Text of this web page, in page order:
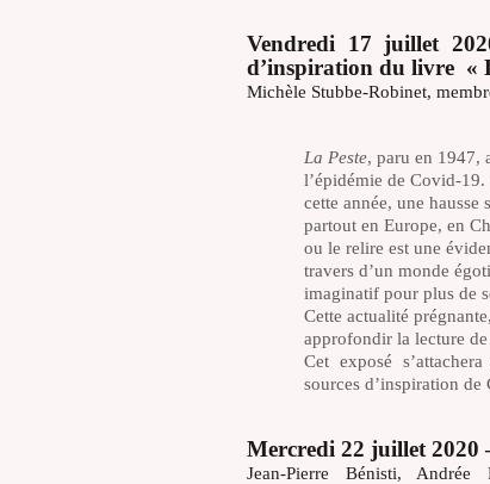
Vendredi 17 juillet
d’inspiration du livre «
Michèle Stubbe-Robinet,
La Peste, paru en 1947,
l’épidémie de Covid-
cette année, une hausse
partout en Europe, en
ou le relire est une
travers d’un monde
imaginatif pour plus de
Cette actualité
approfondir la lecture
Cet exposé
sources d’inspiration
Mercredi 22 juillet 2020
Jean-Pierre Bénisti,